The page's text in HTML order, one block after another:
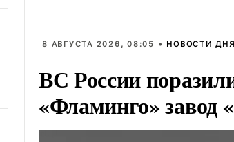
8 АВГУСТА 2026, 08:05 • НОВОСТИ ДНЯ
ВС России
«Фламинго» завод